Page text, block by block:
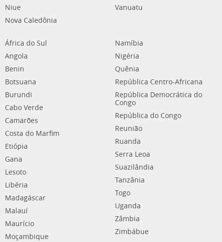
Niue
Nova Caledônia
Vanuatu
África do Sul
Angola
Benin
Botsuana
Burundi
Cabo Verde
Camarões
Costa do Marfim
Etiópia
Gana
Lesoto
Libéria
Madagáscar
Malauí
Maurício
Moçambique
Namíbia
Nigéria
Quênia
República Centro-Africana
República Democrática do
Congo
República do Congo
Reunião
Ruanda
Serra Leoa
Suazilândia
Tanzânia
Togo
Uganda
Zâmbia
Zimbábue